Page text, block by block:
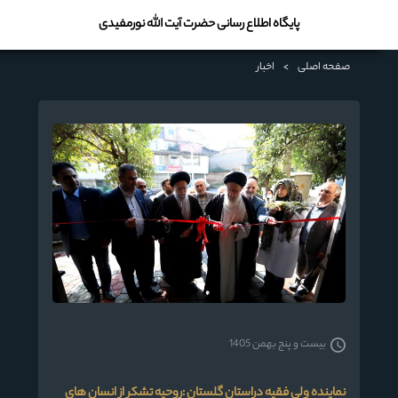
پایگاه اطلاع رسانی حضرت آیت الله نورمفیدی
صفحه اصلی > اخبار
نماینده ولی فقیه دراستان گلستان :روحیه تشکر از انسان های
بیست و پنج بهمن 1405